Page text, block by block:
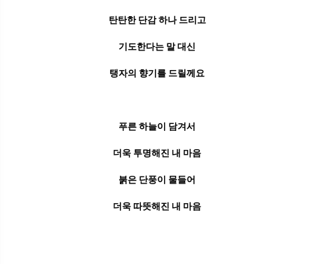
탄탄한 단감 하나 드리고
기도한다는 말 대신
탱자의 향기를 드릴께요
푸른 하늘이 담겨서
더욱 투명해진 내 마음
붉은 단풍이 물들어
더욱 따뜻해진 내 마음